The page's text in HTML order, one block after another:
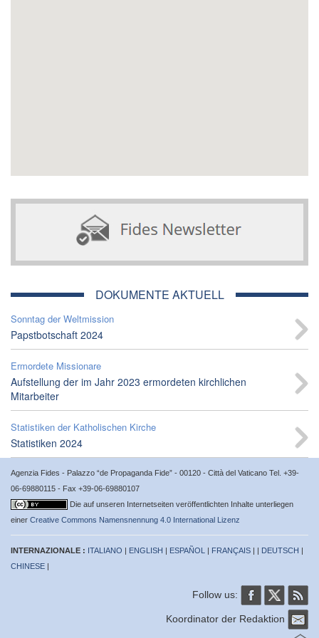
DOKUMENTE AKTUELL
Sonntag der Weltmission
Papstbotschaft 2024
Ermordete Missionare
Aufstellung der im Jahr 2023 ermordeten kirchlichen
Mitarbeiter
Statistiken der Katholischen Kirche
Statistiken 2024
Agenzia Fides - Palazzo “de Propaganda Fide” - 00120 - Città del Vaticano Tel. +39-
06-69880115 - Fax +39-06-69880107
Die auf unseren Internetseiten veröffentlichten Inhalte unterliegen
einer Creative Commons Namensnennung 4.0 International Lizenz
INTERNAZIONALE : ITALIANO | ENGLISH | ESPAÑOL | FRANÇAIS | | DEUTSCH |
CHINESE |
Follow us:
Koordinator der Redaktion